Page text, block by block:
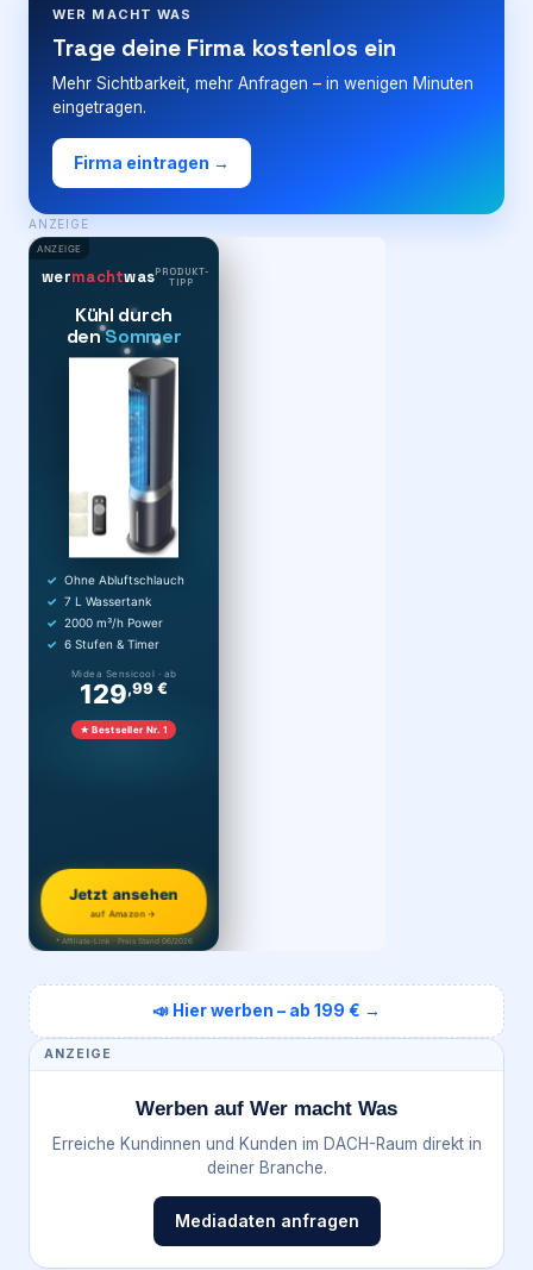
WER MACHT WAS
Trage deine Firma kostenlos ein
Mehr Sichtbarkeit, mehr Anfragen – in wenigen Minuten
eingetragen.
Firma eintragen →
ANZEIGE
ANZEIGE
wermachtwasPRODUKT-
TIPP
Kühl durch
denSommer
Ohne Abluftschlauch
7 L Wassertank
2000 m³/h Power
6 Stufen & Timer
Midea Sensicool · ab
129,99 €
★ Bestseller Nr. 1
Jetzt ansehen
auf Amazon →
* Affiliate-Link · Preis Stand 06/2026
📣 Hier werben – ab 199 € →
ANZEIGE
Werben auf Wer macht Was
Erreiche Kundinnen und Kunden im DACH-Raum direkt in
deiner Branche.
Mediadaten anfragen